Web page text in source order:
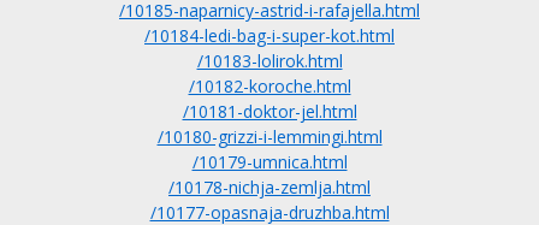
/10185-naparnicy-astrid-i-rafajella.html
/10184-ledi-bag-i-super-kot.html
/10183-lolirok.html
/10182-koroche.html
/10181-doktor-jel.html
/10180-grizzi-i-lemmingi.html
/10179-umnica.html
/10178-nichja-zemlja.html
/10177-opasnaja-druzhba.html